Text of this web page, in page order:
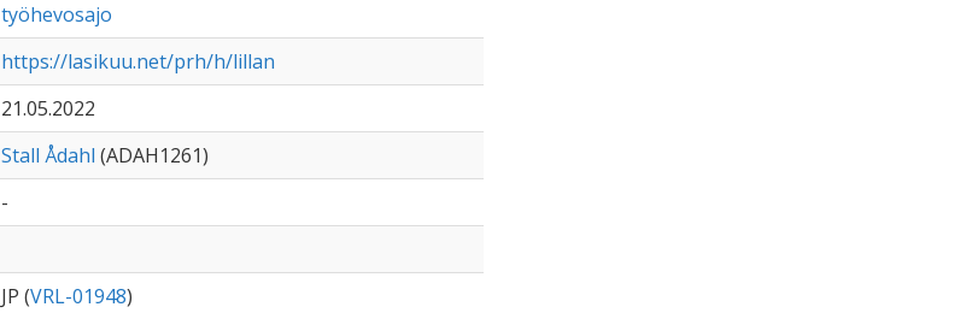
työhevosajo
https://lasikuu.net/prh/h/lillan
21.05.2022
Stall Ådahl (ADAH1261)
-
JP (VRL-01948)